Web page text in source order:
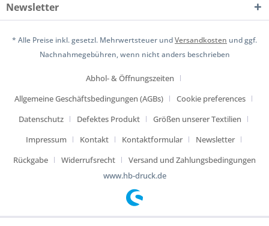
Newsletter
* Alle Preise inkl. gesetzl. Mehrwertsteuer undVersandkosten und ggf.
Nachnahmegebühren, wenn nicht anders beschrieben
Abhol- & Öffnungszeiten
Allgemeine Geschäftsbedingungen (AGBs)
Cookie preferences
Datenschutz
Defektes Produkt
Größen unserer Textilien
Impressum
Kontakt Kontaktformular
Newsletter
Rückgabe
Widerrufsrecht
Versand und Zahlungsbedingungen
www.hb-druck.de